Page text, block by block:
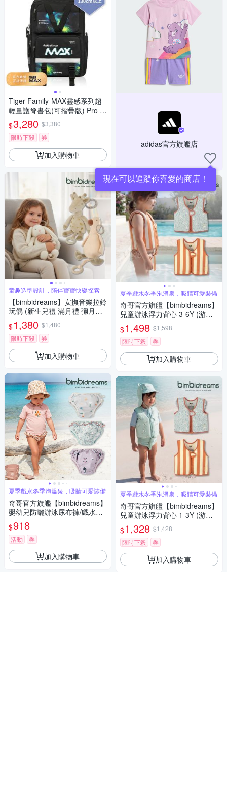
Tiger Family-MAX靈感系列超
輕量護脊書包(可摺疊版) Pro 2
S-極光星空
$3,280 $3,380
限時下殺
券
加入購物車
童趣造型設計，陪伴寶寶快樂探索
【bimbidreams】安撫音樂拉鈴
玩偶 (新生兒禮 滿月禮 彌月禮
音樂鈴)
$1,380 $1,480
限時下殺
券
加入購物車
夏季戲水冬季泡溫泉，吸睛可愛裝備
奇哥官方旗艦【bimbidreams】
嬰幼兒防曬游泳尿布褲/戲水免
穿尿布 12-24M (寶寶泳褲 兒童
泳褲 防曬泳褲 泳裝)
$918
活動 券
加入購物車
adidas官方旗艦店
現在可以追蹤你喜愛的商店！
夏季戲水冬季泡溫泉，吸睛可愛裝備
奇哥官方旗艦【bimbidreams】
兒童游泳浮力背心 3-6Y (游泳
輔助 游泳器材 泳裝 可調整)
$1,498 $1,598
限時下殺
券
加入購物車
夏季戲水冬季泡溫泉，吸睛可愛裝備
奇哥官方旗艦【bimbidreams】
兒童游泳浮力背心 1-3Y (游泳
輔助 游泳器材 泳裝 可調整)
$1,328 $1,428
限時下殺
券
加入購物車